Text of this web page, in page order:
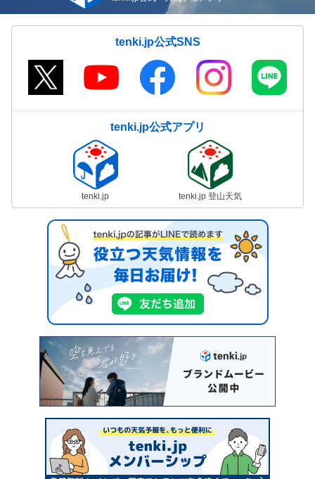
tenki.jp公式SNS
tenki.jp公式アプリ
tenki.jp tenki.jp 登山天気